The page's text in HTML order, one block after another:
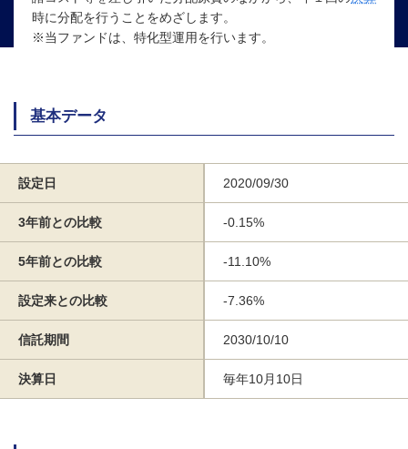
時に分配を行うことをめざします。
※当ファンドは、特化型運用を行います。
基本データ
設定日 2020/09/30
3年前との比較 -0.15%
5年前との比較 -11.10%
設定来との比較 -7.36%
信託期間 2030/10/10
決算日 毎年10月10日